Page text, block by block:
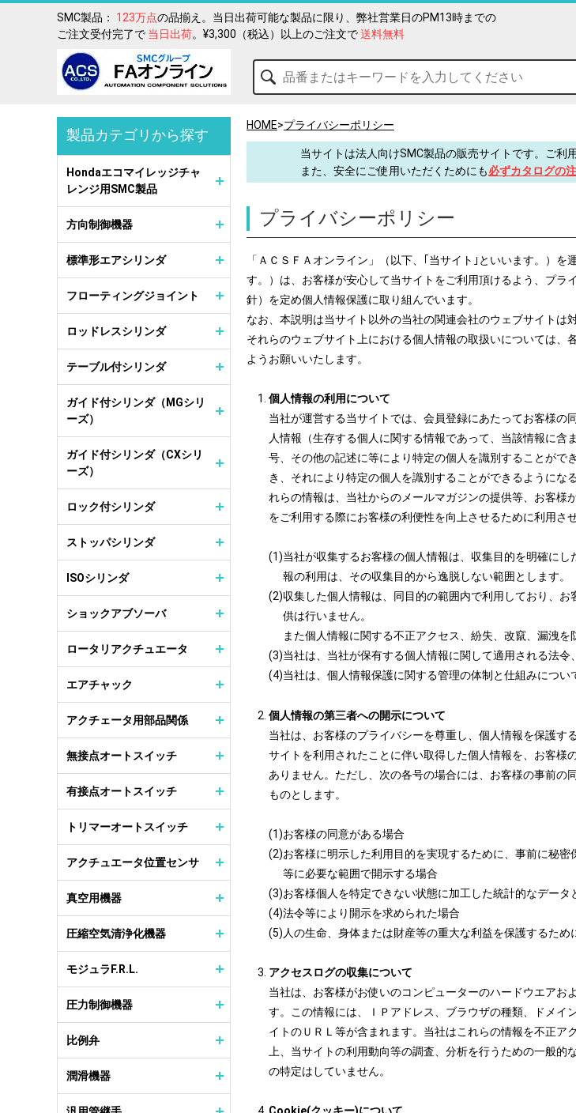
SMC製品： 123万点の品揃え。当日出荷可能な製品に限り、弊社営業日のPM13時までの
ご注文受付完了で 当日出荷。¥3,300（税込）以上のご注文で送料無料
HOME>プライバシーポリシー
当サイトは法人向けSMC製品の販売サイトです。ご利
また、安全にご使用いただくためにも必ずカタログの
プライバシーポリシー
「ＡＣＳＦＡオンライン」（以下、｢当サイト｣といいます。）
す。）は、お客様が安心して当サイトをご利用頂けるよう、プラ
針）を定め個人情報保護に取り組んでいます。
なお、本説明は当サイト 以外の当社の関連会社のウェブサイトは
それらのウェブサイト上における個人情報の取扱いについては、
ようお願いいたします。
個人情報の利用について
当社が運営する当サイトでは、会員登録にあたってお客様の
人情報（生存する個人に関する情報であって、当該情報に含
号、その他の記述に等により特定の個人を識別することがで
き、それにより特定の個人を識別することができるようにな
れらの情報は、当社からのメールマガジンの提供等、お客様
をご利用する際にお客様の利便性を向上させるために利用さ
当社が収集するお客様の個人情報は、収集目的を明確に
報の利用は、その収集目的から逸脱しない範囲とします。
収集した個人情報は、同目的の範囲内で利用しており、
供は行いません。
また個人情報に関する不正アクセス、紛失、改竄、漏洩を
当社は、当社が保有する個人情報に関して適用される法令
当社は、個人情報保護に関する管理の体制と仕組みについ
個人情報の第三者への開示について
当社は、お客様のプライバシーを尊重し、個人情報を保護す
サイトを利用されたことに伴い取得した個人情報を、お客様
ありません。ただし、次の各号の場合には、お客様の事前の
ものとします。
お客様の同意がある場合
お客様に明示した利用目的を実現するために、事前に秘
等に必要な範囲で開示する場合
お客様個人を特定できない状態に加工した統計的なデータ
法令等により開示を求められた場合
人の生命、身体または財産等の重大な利益を保護するため
アクセスログの収集について
当社は、お客様がお使いのコンピューターのハードウエアお
す。この情報には、ＩＰアドレス、ブラウザの種類、ドメイ
イトのＵＲＬ等が含まれます。当社はこれらの情報を不正ア
上、当サイトの利用動向等の調査、分析を行うための一般
の特定はしていません。
製品カテゴリから探す
Hondaエコマイレッジチャ
レンジ用SMC製品
方向制御機器
標準形エアシリンダ
フローティングジョイント
ロッドレスシリンダ
テーブル付シリンダ
ガイド付シリンダ（MGシリ
ーズ）
ガイド付シリンダ（CXシリ
ーズ）
ロック付シリンダ
ストッパシリンダ
ISOシリンダ
ショックアブソーバ
ロータリアクチュエータ
エアチャック
アクチェータ用部品関係
無接点オートスイッチ
有接点オートスイッチ
トリマーオートスイッチ
アクチュエータ位置センサ
真空用機器
圧縮空気清浄化機器
モジュラF.R.L.
圧力制御機器
比例弁
潤滑機器